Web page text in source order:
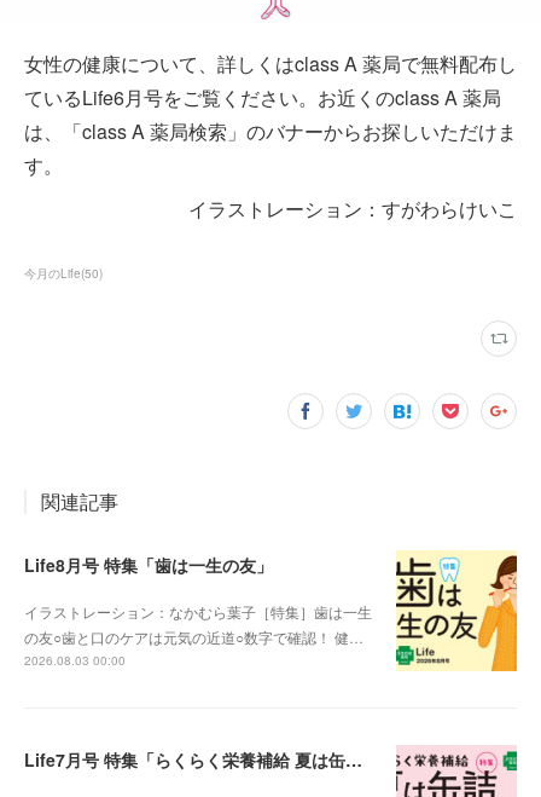
女性の健康について、詳しくはclass A 薬局で無料配布し
ているLife6月号をご覧ください。お近くのclass A 薬局
は、「class A 薬局検索」のバナーからお探しいただけま
す。
イラストレーション：すがわらけいこ
今月のLife(50)
関連記事
Life8月号 特集「歯は一生の友」
イラストレーション：なかむら葉子［特集］歯は一生
の友○歯と口のケアは元気の近道○数字で確認！ 健…
2026.08.03 00:00
Life7月号 特集「らくらく栄養補給 夏は缶詰」